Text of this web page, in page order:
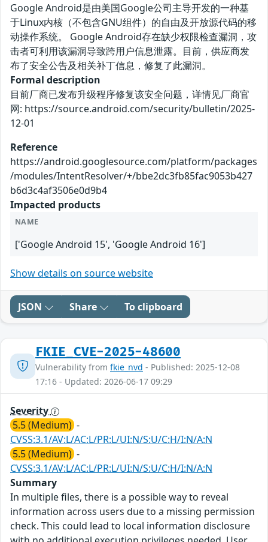
Google Android是由美国Google公司主导开发的一种基
于Linux内核（不包含GNU组件）的自由及开放源代码的移
动操作系统。 Google Android存在缺少权限检查漏洞，攻
击者可利用该漏洞导致跨用户信息泄露。目前，供应商发
布了安全公告及相关补丁信息，修复了此漏洞。
Formal description
目前厂商已发布升级程序修复该安全问题，详情见厂商官
网: https://source.android.com/security/bulletin/2025-
12-01
Reference
https://android.googlesource.com/platform/packages
/modules/IntentResolver/+/bbe2dc3fb85fac9053b427
b6d3c4af3506e0d9b4
Impacted products
NAME
['Google Android 15', 'Google Android 16']
Show details on source website
JSON Share To clipboard
FKIE_CVE-2025-48600
Vulnerability from fkie_nvd - Published: 2025-12-08
17:16 - Updated: 2026-06-17 09:29
Severity
5.5 (Medium) -
CVSS:3.1/AV:L/AC:L/PR:L/UI:N/S:U/C:H/I:N/A:N
5.5 (Medium) -
CVSS:3.1/AV:L/AC:L/PR:L/UI:N/S:U/C:H/I:N/A:N
Summary
In multiple files, there is a possible way to reveal
information across users due to a missing permission
check. This could lead to local information disclosure